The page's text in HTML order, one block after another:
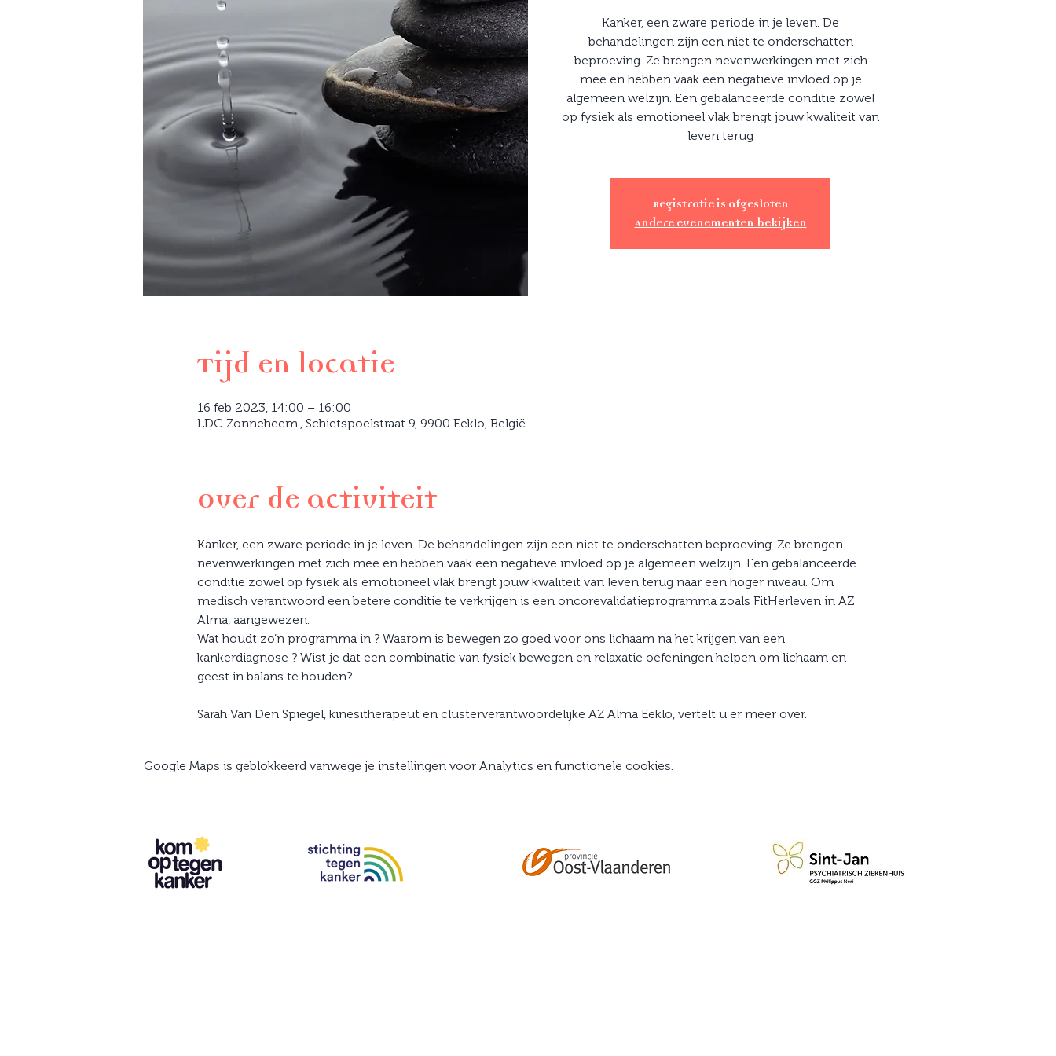
Kanker, een zware periode in je leven. De
behandelingen zijn een niet te onderschatten
beproeving. Ze brengen nevenwerkingen met zich
mee en hebben vaak een negatieve invloed op je
algemeen welzijn. Een gebalanceerde conditie zowel
op fysiek als emotioneel vlak brengt jouw kwaliteit van
leven terug
Registratie is afgesloten
Andere evenementen bekijken
Tijd en locatie
16 feb 2023, 14:00 – 16:00
LDC Zonneheem , Schietspoelstraat 9, 9900 Eeklo, België
Over de activiteit
Kanker, een zware periode in je leven. De behandelingen zijn een niet te onderschatten beproeving. Ze brengen
nevenwerkingen met zich mee en hebben vaak een negatieve invloed op je algemeen welzijn. Een gebalanceerde
conditie zowel op fysiek als emotioneel vlak brengt jouw kwaliteit van leven terug naar een hoger niveau. Om
medisch verantwoord een betere conditie te verkrijgen is een oncorevalidatieprogramma zoals FitHerleven in AZ
Alma, aangewezen.
Wat houdt zo’n programma in ? Waarom is bewegen zo goed voor ons lichaam na het krijgen van een
kankerdiagnose ? Wist je dat een combinatie van fysiek bewegen en relaxatie oefeningen helpen om lichaam en
geest in balans te houden?
Sarah Van Den Spiegel, kinesitherapeut en clusterverantwoordelijke AZ Alma Eeklo, vertelt u er meer over.
Google Maps is geblokkeerd vanwege je instellingen voor Analytics en functionele cookies.